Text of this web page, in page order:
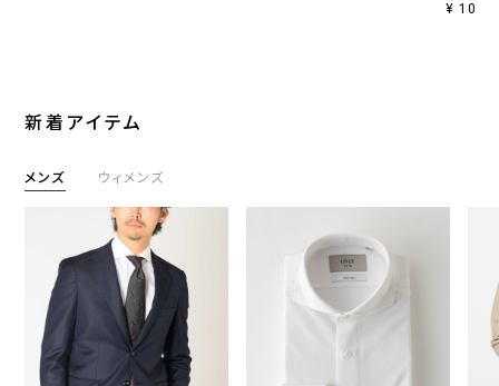
¥
新着アイテム
メンズ ウィメンズ